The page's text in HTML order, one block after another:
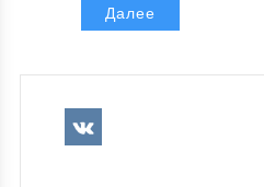
Далее